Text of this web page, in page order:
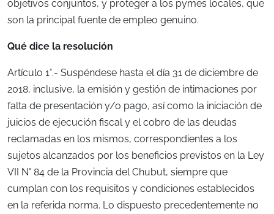
objetivos conjuntos, y proteger a los pymes locales, que
son la principal fuente de empleo genuino.
Qué dice la resolución
Artículo 1°.- Suspéndese hasta el día 31 de diciembre de
2018, inclusive, la emisión y gestión de intimaciones por
falta de presentación y/o pago, así como la iniciación de
juicios de ejecución fiscal y el cobro de las deudas
reclamadas en los mismos, correspondientes a los
sujetos alcanzados por los beneficios previstos en la Ley
VII N° 84 de la Provincia del Chubut, siempre que
cumplan con los requisitos y condiciones establecidos
en la referida norma. Lo dispuesto precedentemente no